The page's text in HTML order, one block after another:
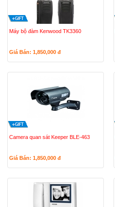
Máy bộ đàm Kenwood TK3360
Giá Bán: 1,850,000 đ
Camera quan sát Keeper BLE-463
Giá Bán: 1,850,000 đ